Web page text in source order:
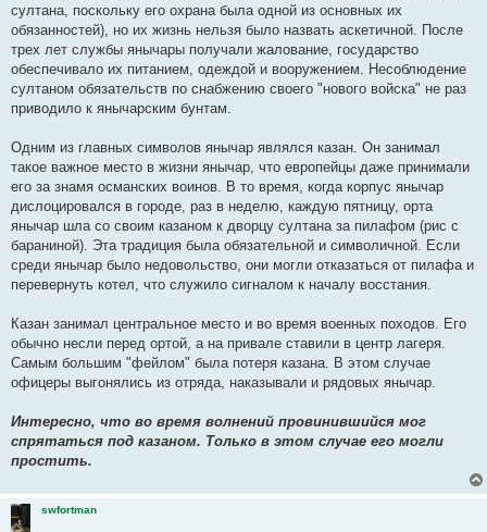
султана, поскольку его охрана была одной из основных их
обязанностей), но их жизнь нельзя было назвать аскетичной. После
трех лет службы янычары получали жалование, государство
обеспечивало их питанием, одеждой и вооружением. Несоблюдение
султаном обязательств по снабжению своего "нового войска" не раз
приводило к янычарским бунтам.
Одним из главных символов янычар являлся казан. Он занимал
такое важное место в жизни янычар, что европейцы даже принимали
его за знамя османских воинов. В то время, когда корпус янычар
дислоцировался в городе, раз в неделю, каждую пятницу, орта
янычар шла со своим казаном к дворцу султана за пилафом (рис с
бараниной). Эта традиция была обязательной и символичной. Если
среди янычар было недовольство, они могли отказаться от пилафа и
перевернуть котел, что служило сигналом к началу восстания.
Казан занимал центральное место и во время военных походов. Его
обычно несли перед ортой, а на привале ставили в центр лагеря.
Самым большим "фейлом" была потеря казана. В этом случае
офицеры выгонялись из отряда, наказывали и рядовых янычар.
Интересно, что во время волнений провинившийся мог
спрятаться под казаном. Только в этом случае его могли
простить.
swfortman